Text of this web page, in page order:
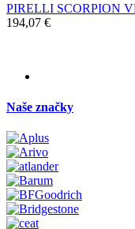
PIRELLI SCORPION
194,07 €
Naše značky